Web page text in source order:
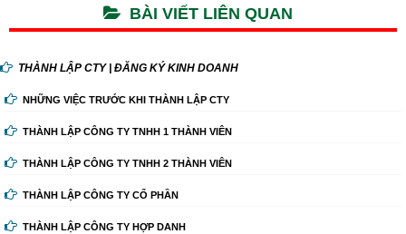
BÀI VIẾT LIÊN QUAN
THÀNH LẬP CTY | ĐĂNG KÝ KINH DOANH
NHỮNG VIỆC TRƯỚC KHI THÀNH LẬP CTY
THÀNH LẬP CÔNG TY TNHH 1 THÀNH VIÊN
THÀNH LẬP CÔNG TY TNHH 2 THÀNH VIÊN
THÀNH LẬP CÔNG TY CỔ PHẦN
THÀNH LẬP CÔNG TY HỢP DANH